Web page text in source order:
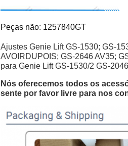
Peças não: 1257840GT
Ajustes Genie Lift GS-1530; GS-
AVOIRDUPOIS; GS-2646 AV35;
para Genie Lift GS-1530/2 GS-
Nós oferecemos todos os
sente por favor livre para nos